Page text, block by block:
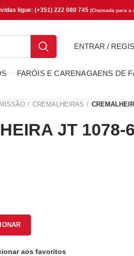
ligue: (+351) 222 080 745 (Chamada para
ENTRAR /
FARÓIS E CARENAGAENS DE
CREMALHEIRAS
JT 1078-
aos favoritos